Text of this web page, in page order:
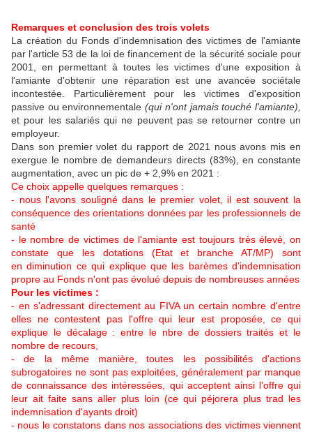
Remarques et conclusion des trois volets
La création du Fonds d'indemnisation des victimes de l'amiante
par l'article 53 de la loi de financement de la sécurité sociale pour
2001, en permettant à toutes les victimes d'une exposition à
l'amiante d'obtenir une réparation est une avancée sociétale
incontestée. Particulièrement pour les victimes d'exposition
passive ou environnementale(qui n'ont jamais touché l'amiante),
et pour les salariés qui ne peuvent pas se retourner contre un
employeur.
Dans son premier volet du rapport de 2021 nous avons mis en
exergue le nombre de demandeurs directs (83%), en constante
augmentation, avec un pic de + 2,9% en 2021 :
Ce choix appelle quelques remarques :
- nous l'avons souligné dans le premier volet, il est souvent la
conséquence des orientations données par les professionnels de
santé
- le nombre de victimes de l'amiante est toujours très élevé, on
constate que les dotations (Etat et branche AT/MP) sont
endiminution ce qui explique que les barèmes d'indemnisation
propre au Fonds n'ont pas évolué depuis de nombreuses années
Pour les victimes :
- en s'adressant directement au FIVA un certain nombre d'entre
elles ne contestent pas l'offre qui leur est proposée, ce qui
explique le décalage : entre le nbre de dossiers traités et le
nombre de recours,
- de la même manière, toutes les possibilités d'actions
subrogatoires ne sont pas exploitées, généralement par manque
de connaissance des intéressées, qui acceptent ainsi l'offre qui
leur ait faite sans aller plus loin (ce qui péjorera plus trad les
indemnisation d'ayants droit)
- nous le constatons dans nos associations des victimes viennent